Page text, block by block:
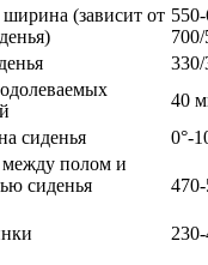
ширина (зависит от
40
сиденья
0°-
между полом и
сиденья